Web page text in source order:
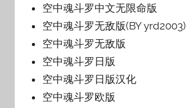
空中魂斗罗中文无限命版
空中魂斗罗无敌版(BY yrd2003)
空中魂斗罗无敌版
空中魂斗罗日版
空中魂斗罗日版汉化
空中魂斗罗欧版